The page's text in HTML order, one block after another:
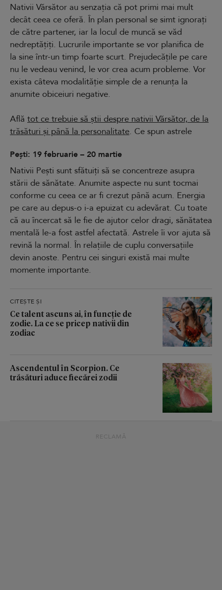
Nativii Vărsător au senzația că pot primi mai mult
decât ceea ce oferă. În plan personal se simt ignorați
de către partener, iar la locul de muncă se văd
nedreptățiți. Lucrurile importante se vor planifica de
la sine într-un timp foarte scurt. Prejudecățile pe care
nu le vedeau venind, le vor crea acum probleme. Vor
exista câteva modalităție simple de a renunța la
anumite obiceiuri negative.
Află tot ce trebuie să știi despre nativii Vărsător, de la
trăsături și până la personalitate. Ce spun astrele
Pești: 19 februarie – 20 martie
Nativii Pești sunt sfătuiți să se concentreze asupra
stării de sănătate. Anumite aspecte nu sunt tocmai
conforme cu ceea ce ar fi crezut până acum. Energia
pe care au depus-o i-a epuizat cu adevărat. Cu toate
că au încercat să le fie de ajutor celor dragi, sănătatea
mentală le-a fost astfel afectată. Astrele îi vor ajuta să
revină la normal. În relațiile de cuplu conversațiile
devin anoste. Pentru cei singuri există mai multe
momente importante.
CITEȘTE ȘI
Ce talent ascuns ai, în funcție de
zodie. La ce se pricep nativii din
zodiac
Ascendentul în Scorpion. Ce
trăsături aduce fiecărei zodii
RECLAMĂ